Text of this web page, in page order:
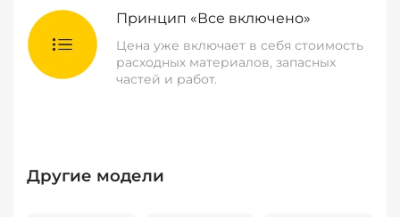
Принцип «Все включено»
Цена уже включает в себя стоимость
расходных материалов, запасных
частей и работ.
Другие модели